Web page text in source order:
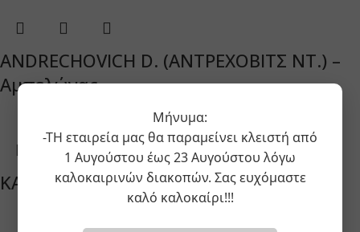
ANDRECHOVICH D. (ΑΝΤΡΕΧΟΒΙΤΣ ΝΤ.) –
Aμπελώνας
KADHIM (ΚΑΝΤΙΜ) 36-175 / 3
Μήνυμα:
-ΤΗ εταιρεία μας θα παραμείνει κλειστή από
1 Αυγούστου έως 23 Αυγούστου λόγω
καλοκαιρινών διακοπών. Σας ευχόμαστε
καλό καλοκαίρι!!!